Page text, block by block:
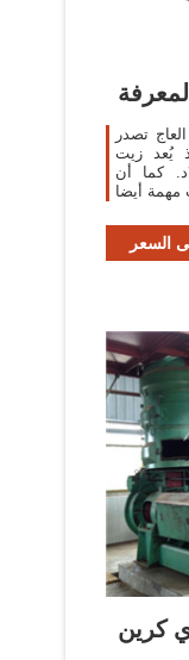
تصدر
يُعد زيت
كما أن
السعر
كرين